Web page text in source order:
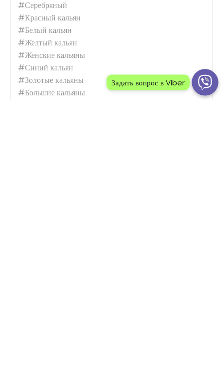
#Серебряный
#Красный кальян
#Белый кальян
#Желтый кальян
#Женские кальяны
#Синий кальян
#Золотые кальяны
#Большие кальяны
Задать вопрос в Viber